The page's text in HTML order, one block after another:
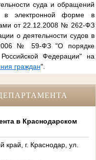
суда и обращений
в электронной форме в
от 22.12.2008 № 262-ФЗ
о деятельности судов в
№ 59-ФЗ "О порядке
Федерации" на
граждан".
в Краснодарском
край, г. Краснодар, ул.